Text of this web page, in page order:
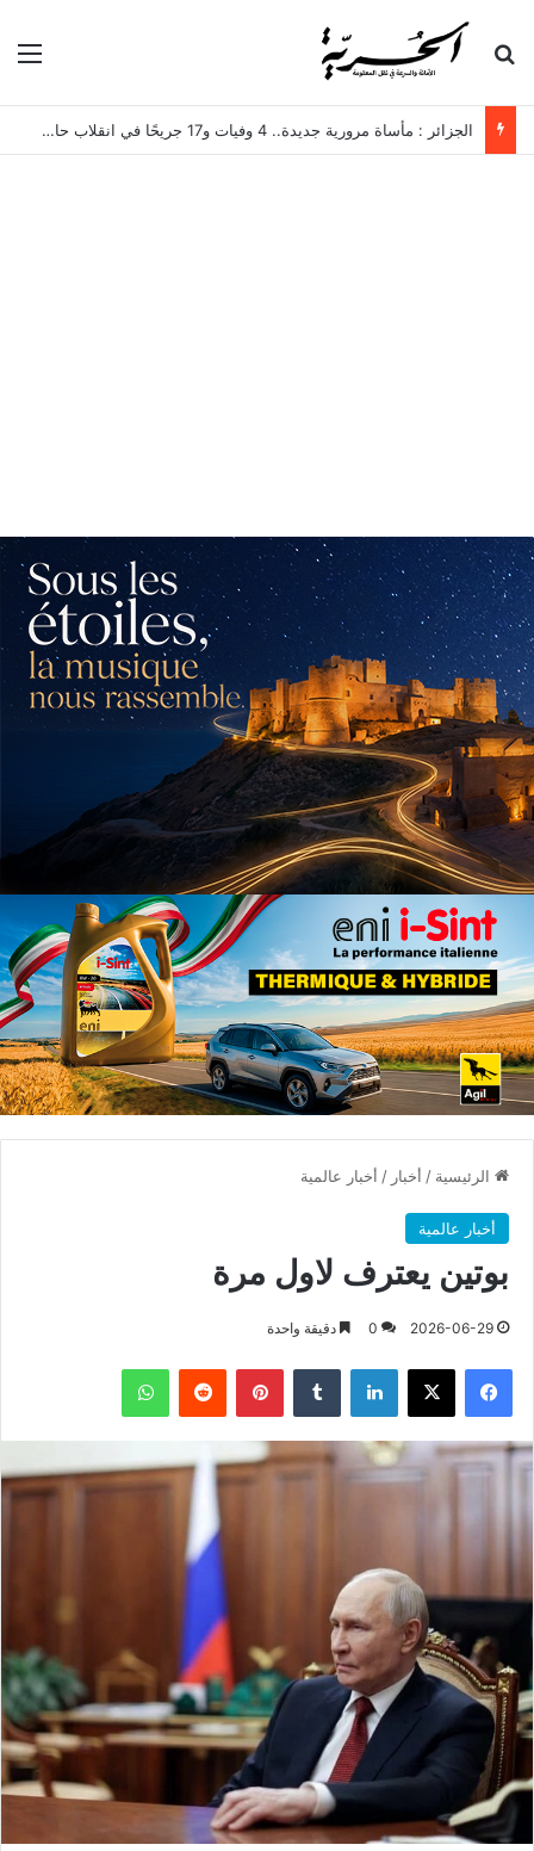
بحث عن
الجزائر : مأساة مرورية جديدة.. 4 وفيات و17 جريحًا في انقلاب حافلة لنقل العمال
الرئيسية / أخبار / أخبار عالمية
أخبار عالمية
بوتين يعترف لاول مرة
2026-06-29
0 دقيقة واحدة
فيسبوك X لينكدإن بينتيريست واتساب